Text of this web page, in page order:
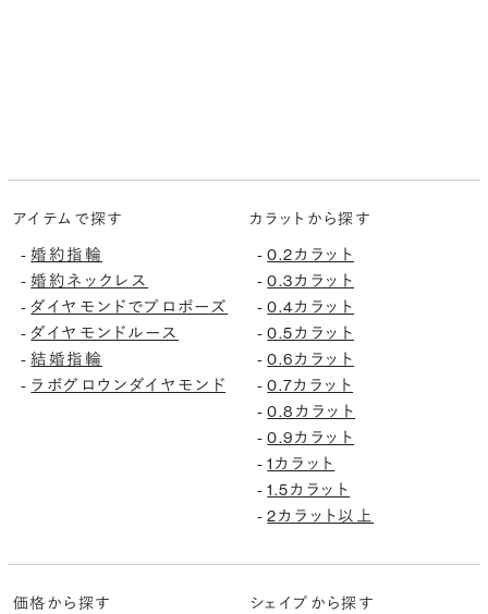
アイテムで探す
-婚約指輪
-婚約ネックレス
-ダイヤモンドでプロポーズ
-ダイヤモンドルース
-結婚指輪
- ラボグロウンダイヤモンド
カラットから探す
-0.2カラット
-0.3カラット
-0.4カラット
-0.5カラット
-0.6カラット
-0.7カラット
-0.8カラット
-0.9カラット
-1カラット
-1.5カラット
-2カラット以上
価格から探す
シェイプから探す